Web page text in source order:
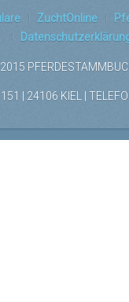
ZuchtOnline
| 24106 KIEL |